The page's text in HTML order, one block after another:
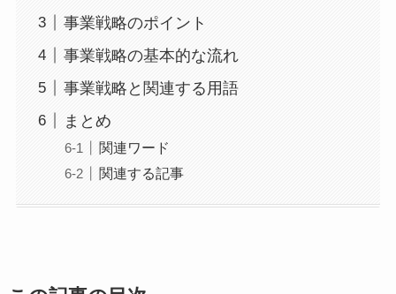
事業戦略のポイント
事業戦略の基本的な流れ
事業戦略と関連する用語
まとめ
関連ワード
関連する記事